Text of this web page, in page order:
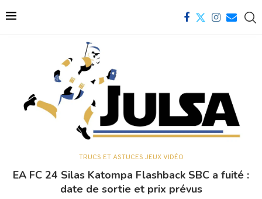
TRUCS ET ASTUCES JEUX VIDÉO
EA FC 24 Silas Katompa Flashback SBC a fuité :
date de sortie et prix prévus